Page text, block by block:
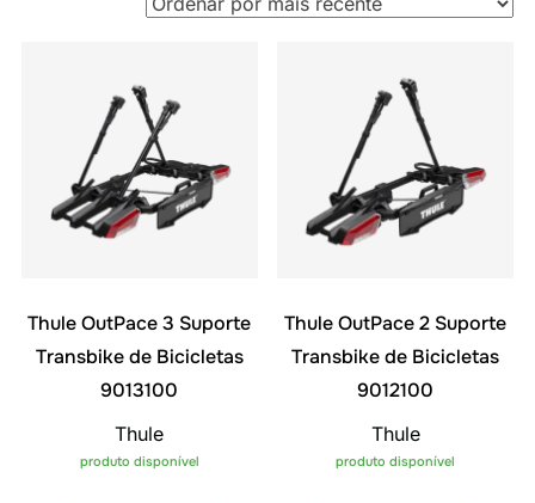
mais
Thule OutPace 3 Suporte
Transbike de Bicicletas
9013100
Thule
produto disponível
Thule OutPace 2 Suporte
Transbike de Bicicletas
9012100
Thule
produto disponível